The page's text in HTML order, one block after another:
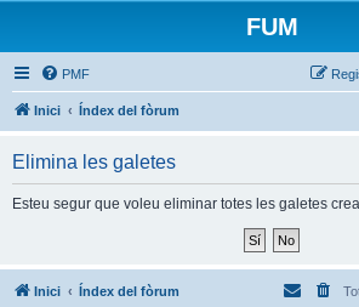
FUM
PMF
Inici Índex del fòrum
Elimina les galetes
Esteu segur que voleu eliminar totes les galetes
Inici Índex del fòrum